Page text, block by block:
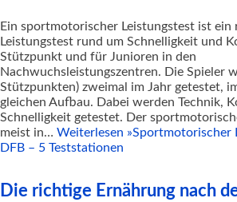
Ein sportmotorischer Leistungstest ist ein
Leistungstest rund um Schnelligkeit und
Stützpunkt und für Junioren in den
Nachwuchsleistungszentren. Die Spieler
Stützpunkten) zweimal im Jahr getestet,
gleichen Aufbau. Dabei werden Technik,
Schnelligkeit getestet. Der
meist in… Weiterlesen »Sportmotorischer
DFB – 5 Teststationen
Die richtige Ernährung nach